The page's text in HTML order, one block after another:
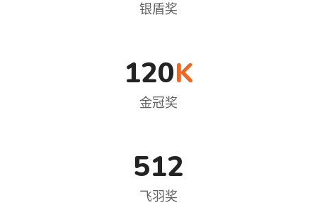
银盾奖
120K
金冠奖
512
飞羽奖